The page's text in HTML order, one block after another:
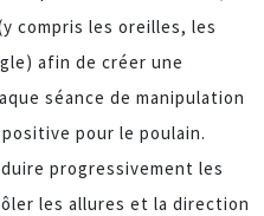
compris les oreilles, les
afin de créer une
séance de manipulation
pour le poulain.
progressivement les
les allures et la direction